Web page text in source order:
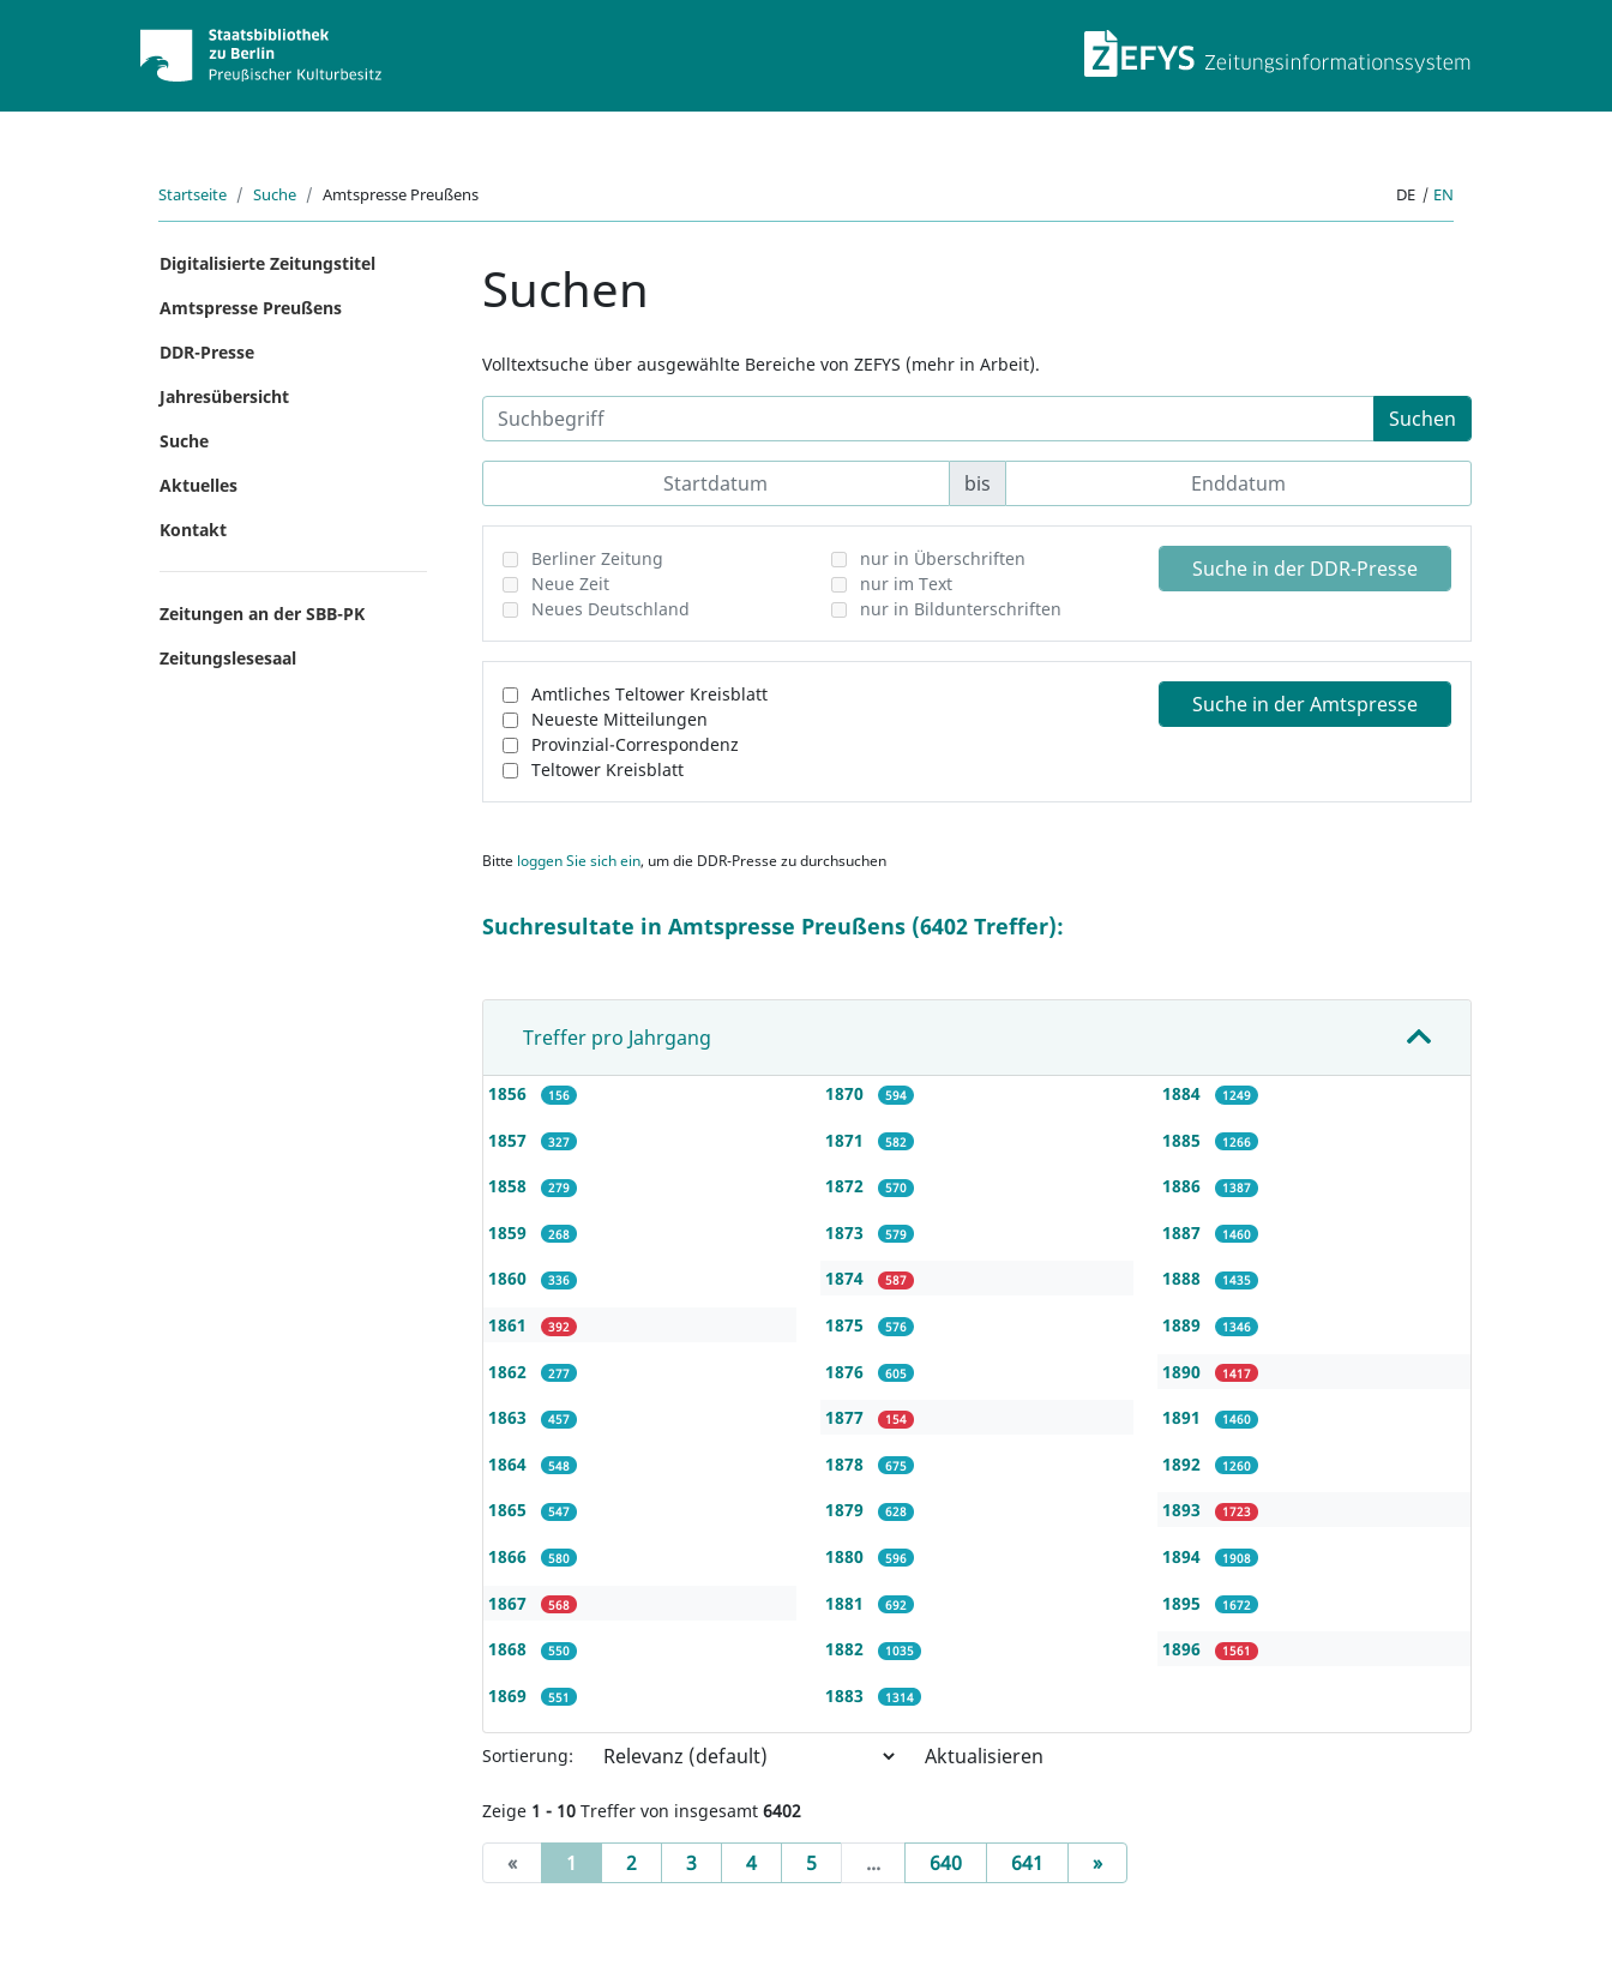
ZEFYS
Startseite Suche Amtspresse Preußens DE | EN
Digitalisierte Zeitungstitel
Amtspresse Preußens
DDR-Presse
Jahresübersicht
Suche
Aktuelles
Kontakt
Zeitungen an der SBB-PK
Zeitungslesesaal
Suchen
Volltextsuche über ausgewählte Bereiche von ZEFYS (mehr in Arbeit).
Suchen
bis
Berliner Zeitung
Neue Zeit
Neues Deutschland
nur in Überschriften
nur im Text
nur in Bildunterschriften
Suche in der DDR-Presse
Amtliches Teltower Kreisblatt
Neueste Mitteilungen
Provinzial-Correspondenz
Teltower Kreisblatt
Suche in der Amtspresse
Bitte loggen Sie sich ein, um die DDR-Presse zu durchsuchen
Suchresultate in Amtspresse Preußens (6402 Treffer):
Treffer pro Jahrgang
1856 156
1857 327
1858 279
1859 268
1860 336
1861 392
1862 277
1863 457
1864 548
1865 547
1866 580
1867 568
1868 550
1869 551
1870 594
1871 582
1872 570
1873 579
1874 587
1875 576
1876 605
1877 154
1878 675
1879 628
1880 596
1881 692
1882 1035
1883 1314
1884 1249
1885 1266
1886 1387
1887 1460
1888 1435
1889 1346
1890 1417
1891 1460
1892 1260
1893 1723
1894 1908
1895 1672
1896 1561
Sortierung: Aktualisieren
Zeige 1 - 10 Treffer von insgesamt 6402
« 1 (current)
2 3 4 5 ... 640 641 »Next